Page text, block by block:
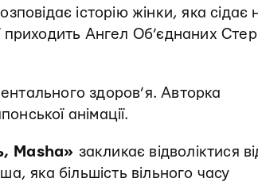
історію жінки, яка сідає
Ангел Об’єднаних
здоров’я. Авторка
анімації.
Masha» закликає відволіктися
яка більшість вільного часу